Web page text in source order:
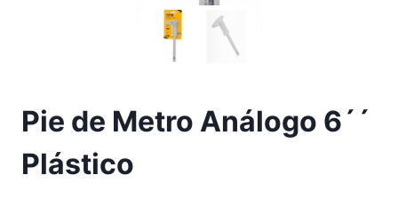
Pie de Metro Análogo 6´´
Plástico